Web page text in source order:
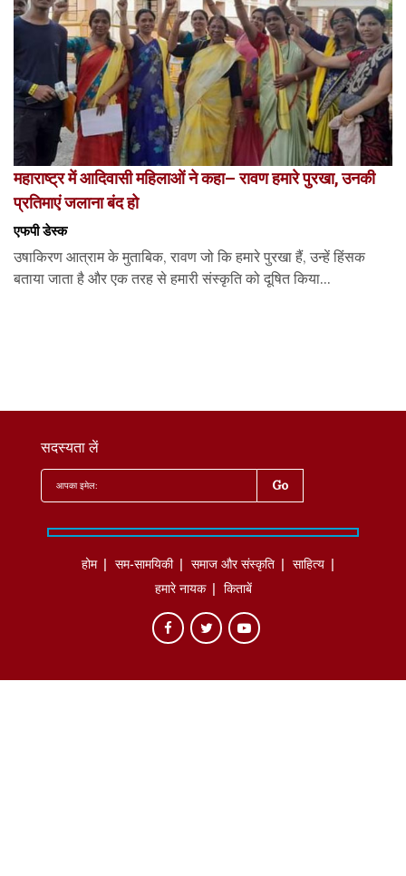
महाराष्ट्र में आदिवासी महिलाओं ने कहा– रावण हमारे पुरखा, उनकी
प्रतिमाएं जलाना बंद हो
एफपी डेस्‍क
उषाकिरण आत्राम के मुताबिक, रावण जो कि हमारे पुरखा हैं, उन्हें हिंसक
बताया जाता है और एक तरह से हमारी संस्कृति को दूषित किया...
सदस्यता लें
होम सम-सामयिकी समाज और संस्कृति
साहित्‍य
हमारे नायक
किताबें